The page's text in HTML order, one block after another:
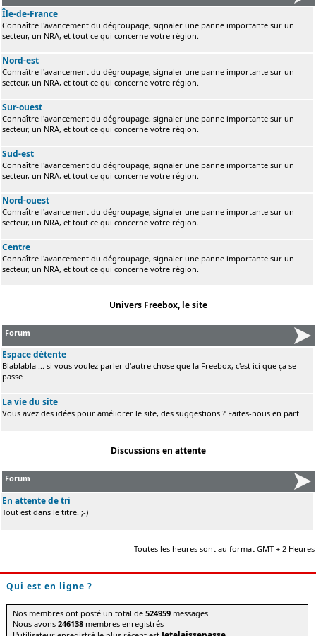
Île-de-France
Connaître l'avancement du dégroupage, signaler une panne importante sur un
secteur, un NRA, et tout ce qui concerne votre région.
Nord-est
Connaître l'avancement du dégroupage, signaler une panne importante sur un
secteur, un NRA, et tout ce qui concerne votre région.
Sur-ouest
Connaître l'avancement du dégroupage, signaler une panne importante sur un
secteur, un NRA, et tout ce qui concerne votre région.
Sud-est
Connaître l'avancement du dégroupage, signaler une panne importante sur un
secteur, un NRA, et tout ce qui concerne votre région.
Nord-ouest
Connaître l'avancement du dégroupage, signaler une panne importante sur un
secteur, un NRA, et tout ce qui concerne votre région.
Centre
Connaître l'avancement du dégroupage, signaler une panne importante sur un
secteur, un NRA, et tout ce qui concerne votre région.
Univers Freebox, le site
Forum
Espace détente
Blablabla ... si vous voulez parler d'autre chose que la Freebox, c'est ici que ça se
passe
La vie du site
Vous avez des idées pour améliorer le site, des suggestions ? Faites-nous en part
Discussions en attente
Forum
En attente de tri
Tout est dans le titre. ;-)
Toutes les heures sont au format GMT + 2 Heures
Qui est en ligne ?
Nos membres ont posté un total de524959 messages
Nous avons246138 membres enregistrés